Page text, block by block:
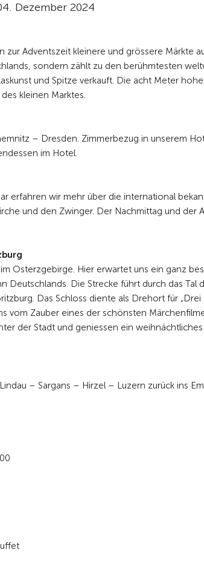
Dezember 2024
Adventszeit kleinere und grössere Märkte
sondern zählt zu den berühmtesten
und Spitze verkauft. Die acht Meter
kleinen Marktes.
– Dresden. Zimmerbezug in unserem
im Hotel.
erfahren wir mehr über die international
und den Zwinger. Der Nachmittag und der
Osterzgebirge. Hier erwartet uns ein ganz
Deutschlands. Die Strecke führt durch das Tal
Das Schloss diente als Drehort für „Drei
vom Zauber eines der schönsten
der Stadt und geniessen ein
– Sargans – Hirzel – Luzern zurück ins